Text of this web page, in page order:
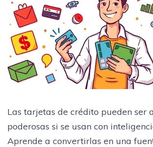
Las tarjetas de crédito pueden ser
poderosas si se usan con
Aprende a convertirlas en una